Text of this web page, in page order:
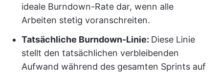
ideale Burndown-Rate dar, wenn alle
Arbeiten stetig voranschreiten.
Tatsächliche Burndown-Linie: Diese Linie
stellt den tatsächlichen verbleibenden
Aufwand während des gesamten Sprints auf